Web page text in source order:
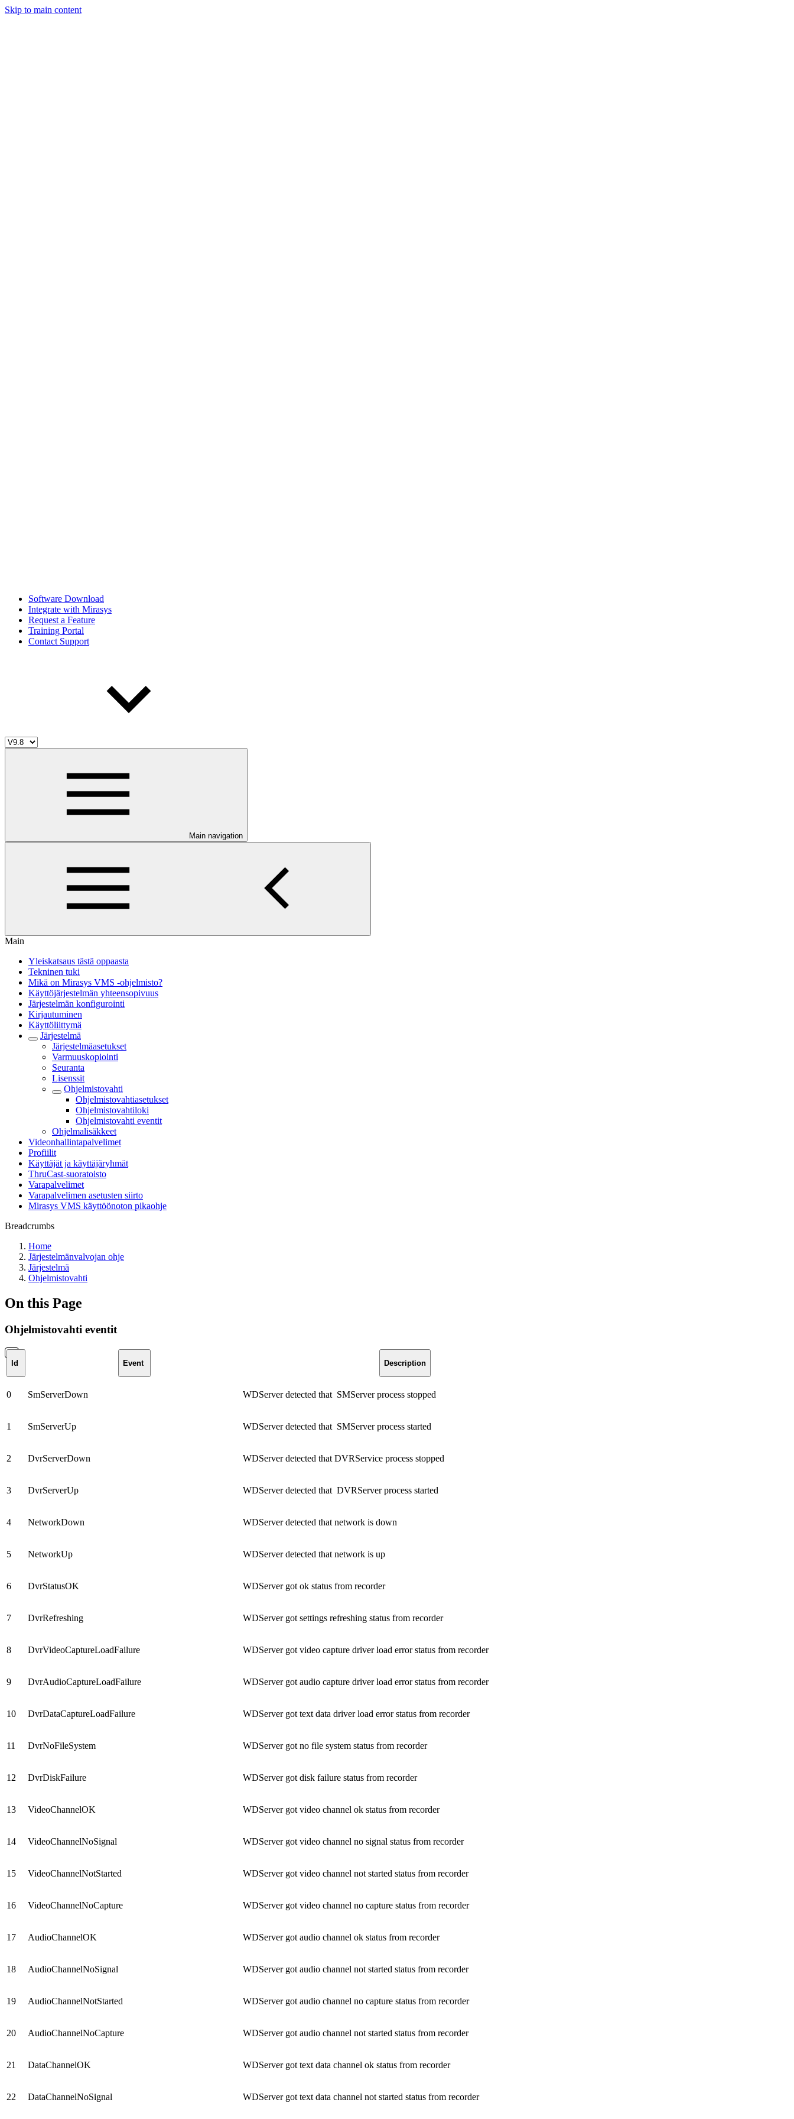
Skip to main content
Software Download
Integrate with Mirasys
Request a Feature
Training Portal
Contact Support
Main navigation
Main
Yleiskatsaus tästä oppaasta
Tekninen tuki
Mikä on Mirasys VMS -ohjelmisto?
Käyttöjärjestelmän yhteensopivuus
Järjestelmän konfigurointi
Kirjautuminen
Käyttöliittymä
Järjestelmä
Järjestelmäasetukset
Varmuuskopiointi
Seuranta
Lisenssit
Ohjelmistovahti
Ohjelmistovahtiasetukset
Ohjelmistovahtiloki
Ohjelmistovahti eventit
Ohjelmalisäkkeet
Videonhallintapalvelimet
Profiilit
Käyttäjät ja käyttäjäryhmät
ThruCast-suoratoisto
Varapalvelimet
Varapalvelimen asetusten siirto
Mirasys VMS käyttöönoton pikaohje
Breadcrumbs
Home
Järjestelmänvalvojan ohje
Järjestelmä
Ohjelmistovahti
On this Page
Ohjelmistovahti eventit
Id Event Description
0 SmServerDown WDServer detected that SMServer process stopped
1 SmServerUp WDServer detected that SMServer process started
2 DvrServerDown WDServer detected that DVRService process stopped
3 DvrServerUp WDServer detected that DVRServer process started
4 NetworkDown WDServer detected that network is down
5 NetworkUp WDServer detected that network is up
6 DvrStatusOK WDServer got ok status from recorder
7 DvrRefreshing WDServer got settings refreshing status from recorder
8 DvrVideoCaptureLoadFailure WDServer got video capture driver load error status from recorder
9 DvrAudioCaptureLoadFailure WDServer got audio capture driver load error status from recorder
10 DvrDataCaptureLoadFailure WDServer got text data driver load error status from recorder
11 DvrNoFileSystem WDServer got no file system status from recorder
12 DvrDiskFailure WDServer got disk failure status from recorder
13 VideoChannelOK WDServer got video channel ok status from recorder
14 VideoChannelNoSignal WDServer got video channel no signal status from recorder
15 VideoChannelNotStarted WDServer got video channel not started status from recorder
16 VideoChannelNoCapture WDServer got video channel no capture status from recorder
17 AudioChannelOK WDServer got audio channel ok status from recorder
18 AudioChannelNoSignal WDServer got audio channel not started status from recorder
19 AudioChannelNotStarted WDServer got audio channel no capture status from recorder
20 AudioChannelNoCapture WDServer got audio channel not started status from recorder
21 DataChannelOK WDServer got text data channel ok status from recorder
22 DataChannelNoSignal WDServer got text data channel not started status from recorder